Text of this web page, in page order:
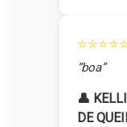
“boa”
👤
DE